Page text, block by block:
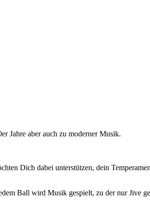
Jahre aber auch zu moderner Musik.
Dich dabei unterstützen, dein
Ball wird Musik gespielt, zu der nur Jive